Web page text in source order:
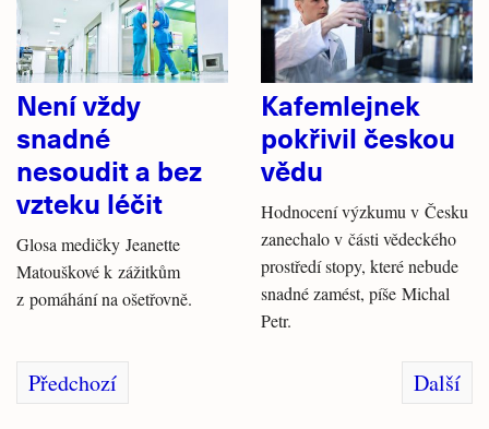
Není vždy
snadné
nesoudit a bez
vzteku léčit
Glosa medičky Jeanette
Matouškové k zážitkům
z pomáhání na ošetřovně.
Kafemlejnek
pokřivil českou
vědu
Hodnocení výzkumu v Česku
zanechalo v části vědeckého
prostředí stopy, které nebude
snadné zamést, píše Michal
Petr.
Předchozí Další